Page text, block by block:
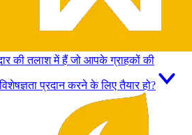
की तलाश में हैं जो आपके ग्राहकों की
प्रदान करने के लिए तैयार हो?